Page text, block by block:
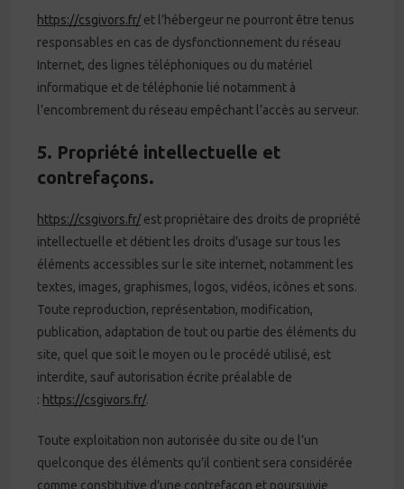
https://csgivors.fr/et l’hébergeur ne pourront être tenus
responsables en cas de dysfonctionnement du réseau
Internet, des lignes téléphoniques ou du matériel
informatique et de téléphonie lié notamment à
l’encombrement du réseau empêchant l’accès au serveur.
5. Propriété intellectuelle et
contrefaçons.
https://csgivors.fr/est propriétaire des droits de propriété
intellectuelle et détient les droits d’usage sur tous les
éléments accessibles sur le site internet, notamment les
textes, images, graphismes, logos, vidéos, icônes et sons.
Toute reproduction, représentation, modification,
publication, adaptation de tout ou partie des éléments du
site, quel que soit le moyen ou le procédé utilisé, est
interdite, sauf autorisation écrite préalable de
: https://csgivors.fr/.
Toute exploitation non autorisée du site ou de l’un
quelconque des éléments qu’il contient sera considérée
comme constitutive d’une contrefaçon et poursuivie